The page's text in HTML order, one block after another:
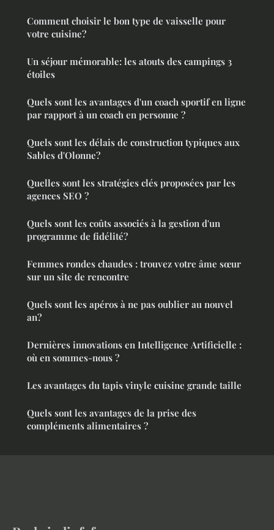
Comment choisir le bon type de vaisselle pour
votre cuisine?
Un séjour mémorable: les atouts des campings 3
étoiles
Quels sont les avantages d'un coach sportif en ligne
par rapport à un coach en personne ?
Quels sont les délais de construction typiques aux
Sables d'Olonne?
Quelles sont les stratégies clés proposées par les
agences SEO ?
Quels sont les coûts associés à la gestion d'un
programme de fidélité?
Femmes rondes chaudes : trouvez votre âme sœur
sur un site de rencontre
Quels sont les apéros à ne pas oublier au nouvel
an?
Dernières innovations en Intelligence Artificielle :
où en sommes-nous ?
Les avantages du tapis vinyle cuisine grande taille
Quels sont les avantages de la prise des
compléments alimentaires ?